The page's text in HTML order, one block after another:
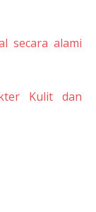
secara alami
Kulit dan